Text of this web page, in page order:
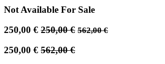
Not Available For Sale
250,00 € 250,00€ 562,00€
250,00 € 562,00€